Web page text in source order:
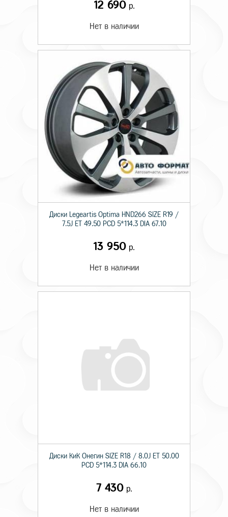
12 690р.
Нет в наличии
Диски Legeartis Optima HND266 SIZE R19 /
7.5J ET 49.50 PCD 5*114.3 DIA 67.10
13 950 р.
Нет в наличии
Диски КиК Онегин SIZE R18 / 8.0J ET 50.00
PCD 5*114.3 DIA 66.10
7 430р.
Нет в наличии